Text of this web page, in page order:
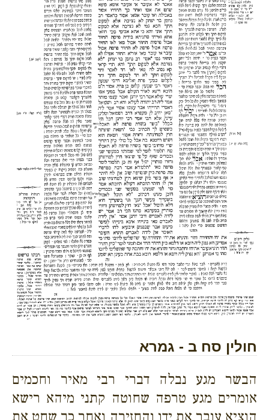
חולין סח ב - גמרא
הבשר מגע נבלה דברי רבי מאיר וחכמים
אומרים מגע טרפה שחוטה קתני מיהא רישא